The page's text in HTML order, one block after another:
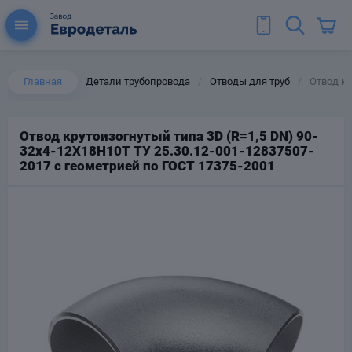
Главная Детали трубопровода Отводы для труб Отвод
Отвод крутоизогнутый типа 3D (R=1,5 DN) 90-
32х4-12Х18Н10Т ТУ 25.30.12-001-12837507-
2017 с геометрией по ГОСТ 17375-2001
для труб
Колена для труб
Тройники стальные